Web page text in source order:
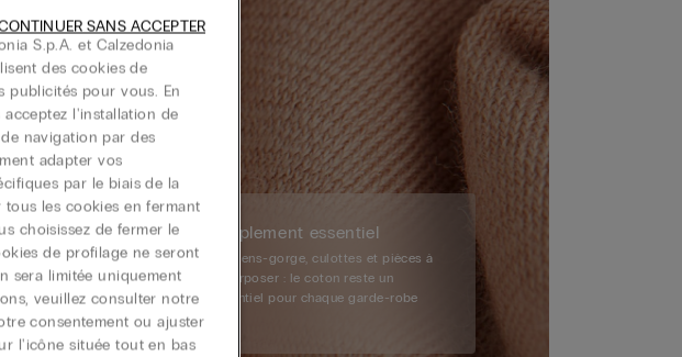
pour la
usage
Simplement essentiel
Soutiens-gorge, culottes et pièces à
superposer : le coton reste un
essentiel pour chaque garde-robe
S.p.A. et Calzedonia
des cookies de
publicités pour vous. En
l'installation de
navigation par des
adapter vos
par le biais de la
les cookies en fermant
choisissez de fermer le
de profilage ne seront
sera limitée uniquement
veuillez consulter notre
consentement ou ajuster
l'icône située tout en bas
SANS ACCEPTER